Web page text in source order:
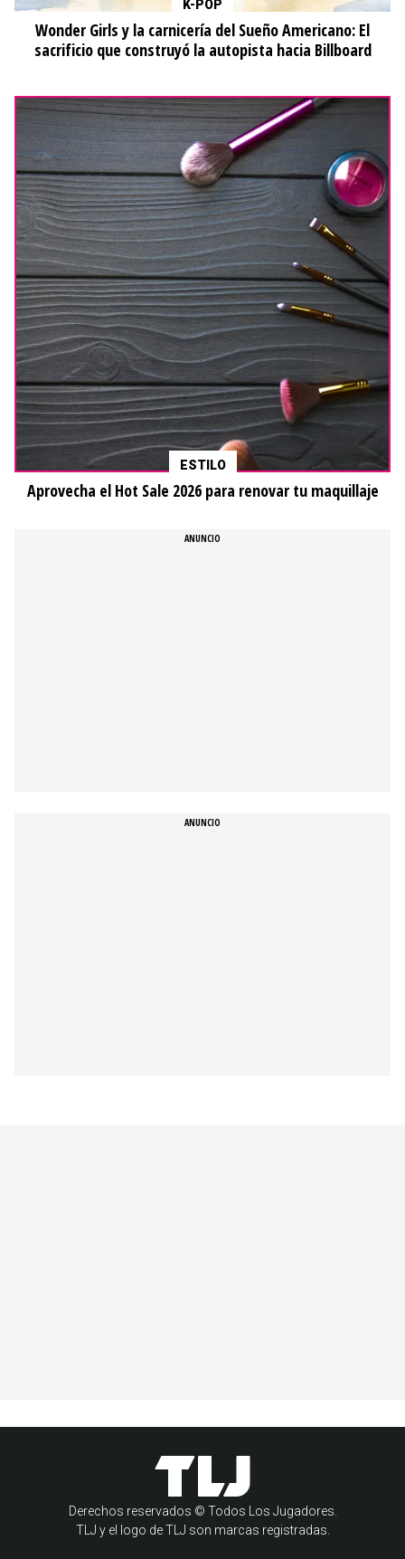
K-POP
Wonder Girls y la carnicería del Sueño Americano: El
sacrificio que construyó la autopista hacia Billboard
ESTILO
Aprovecha el Hot Sale 2026 para renovar tu maquillaje
Derechos reservados © Todos Los Jugadores.
TLJ y el logo de TLJ son marcas registradas.